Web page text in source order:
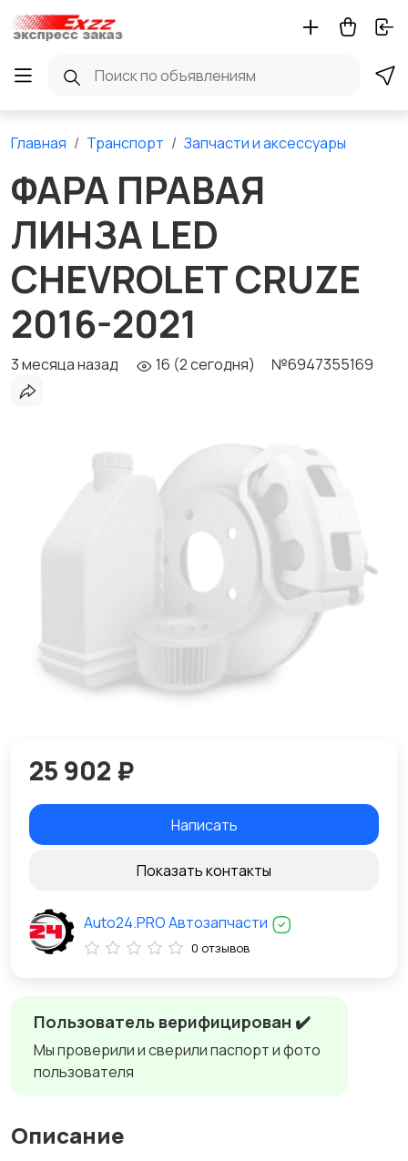
Главная Транспорт Запчасти и аксессуары
ФАРА ПРАВАЯ
ЛИНЗА LED
CHEVROLET CRUZE
2016-2021
3 месяца назад 16 (2 сегодня) №6947355169
Пользователь верифицирован ✔️
Мы проверили и сверили паспорт и фото
пользователя
Описание
25 902 ₽
Написать
Показать контакты
Auto24.PRO Автозапчасти
0 отзывов